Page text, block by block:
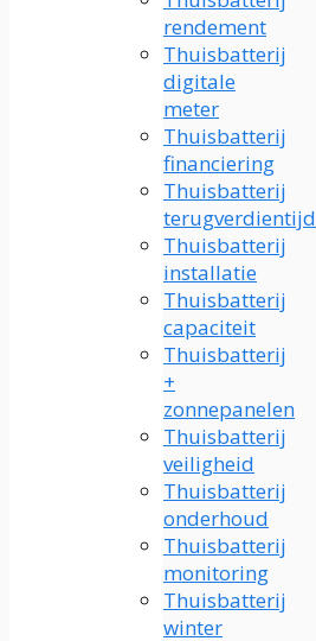
rendement
Thuisbatterij
digitale
meter
Thuisbatterij
financiering
Thuisbatterij
terugverdientijd
Thuisbatterij
installatie
Thuisbatterij
capaciteit
Thuisbatterij
+
zonnepanelen
Thuisbatterij
veiligheid
Thuisbatterij
onderhoud
Thuisbatterij
monitoring
Thuisbatterij
winter